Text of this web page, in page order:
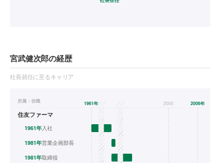
宮武健次郎の経歴
社長就任に至るキャリア
所属・役職 1961年 2000 2006年
╱╱
住友ファーマ
1961年 入社
1981年営業企画部長
1981年取締役